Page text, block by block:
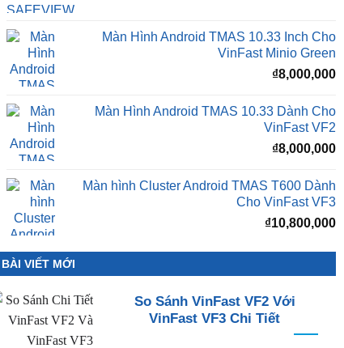
₫16,500,000.
Màn Hình Android TMAS 10.33 Inch Cho
VinFast Minio Green
₫8,000,000
Màn Hình Android TMAS 10.33 Dành Cho
VinFast VF2
₫8,000,000
Màn hình Cluster Android TMAS T600 Dành
Cho VinFast VF3
₫10,800,000
BÀI VIẾT MỚI
So Sánh VinFast VF2 Với
VinFast VF3 Chi Tiết